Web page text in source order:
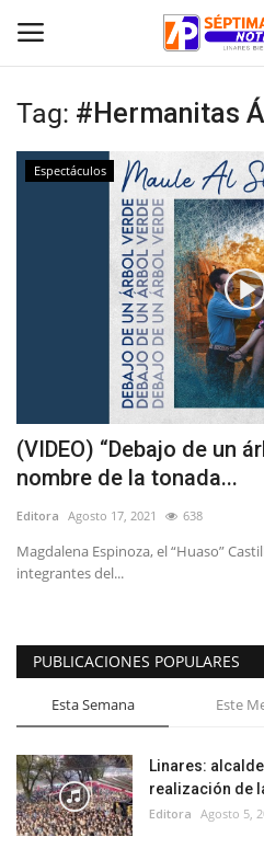
Inicio
Política
Espectáculos
Tag: #Hermanitas
Espectáculos
(VIDEO) “Debajo de un
nombre de la tonada...
Editora Agosto 17, 2021 638
Magdalena Espinoza, el “Huaso”
integrantes del...
PUBLICACIONES POPULARES
Esta Semana Este
Linares:
realización de
Editora Agosto 5,